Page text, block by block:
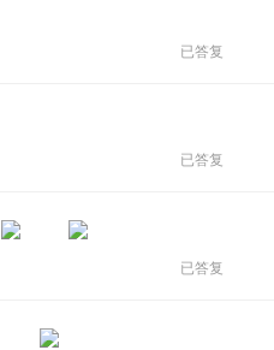
已答复
已答复
已答复